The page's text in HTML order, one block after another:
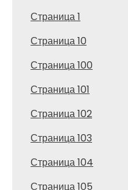
Страница 1
Страница 10
Страница 100
Страница 101
Страница 102
Страница 103
Страница 104
Страница 105